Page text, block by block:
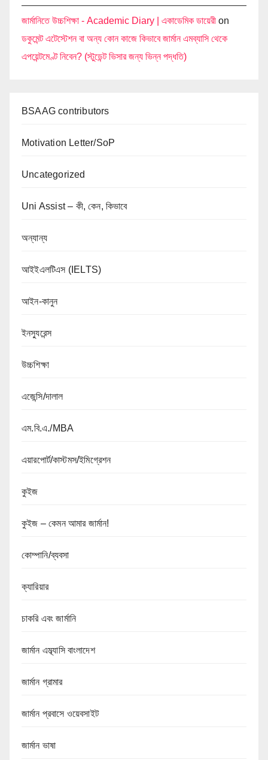
জার্মানিতে উচ্চশিক্ষা - Academic Diary | একাডেমিক ডায়েরী on
ডকুমেন্ট এটেস্টেশন বা অন্য কোন কাজে কিভাবে জার্মান এমব্যাসি থেকে
এপয়েন্টমেণ্ট নিবেন? (স্টুডেন্ট ভিসার জন্য ভিন্ন পদ্ধতি)
BSAAG contributors
Motivation Letter/SoP
Uncategorized
Uni Assist – কী, কেন, কিভাবে
অন্যান্য
আইইএলটিএস (IELTS)
আইন-কানুন
ইনস্যুরেন্স
উচ্চশিক্ষা
এজেন্সি/দালাল
এম.বি.এ./MBA
এয়ারপোর্ট/কাস্টমস/ইমিগ্রেশন
কুইজ
কুইজ – কেমন আমার জার্মান!
কোম্পানি/ব্যবসা
ক্যারিয়ার
চাকরি এবং জার্মানি
জার্মান এম্ব্যাসি বাংলাদেশ
জার্মান গ্রামার
জার্মান প্রবাসে ওয়েবসাইট
জার্মান ভাষা